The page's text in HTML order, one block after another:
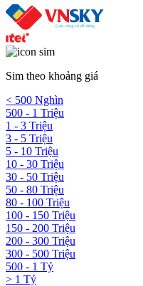
Sim theo khoảng giá
< 500 Nghìn
500 - 1 Triệu
1 - 3 Triệu
3 - 5 Triệu
5 - 10 Triệu
10 - 30 Triệu
30 - 50 Triệu
50 - 80 Triệu
80 - 100 Triệu
100 - 150 Triệu
150 - 200 Triệu
200 - 300 Triệu
300 - 500 Triệu
500 - 1 Tỷ
> 1 Tỷ